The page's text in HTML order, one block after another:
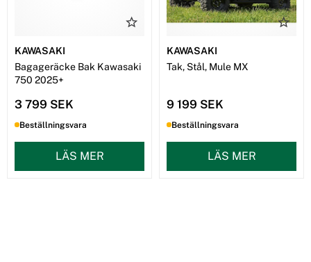
KAWASAKI
Bagageräcke Bak Kawasaki
750 2025+
3 799 SEK
Beställningsvara
LÄS MER
KAWASAKI
Tak, Stål, Mule MX
9 199 SEK
Beställningsvara
LÄS MER